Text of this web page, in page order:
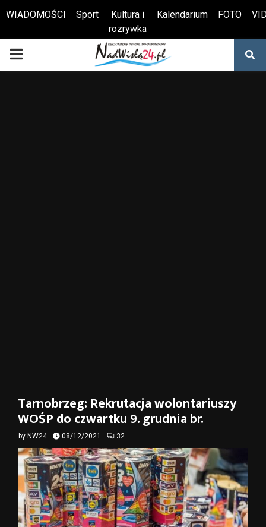
Otwórz pasek narzędzi
WIADOMOŚCI Sport
Kultura i
rozrywka
Kalendarium FOTO
PRIMARY
Tarnobrzeg: Rekrutacja wolontariuszy
WOŚP do czwartku 9. grudnia br.
by NW24 08/12/2021 32